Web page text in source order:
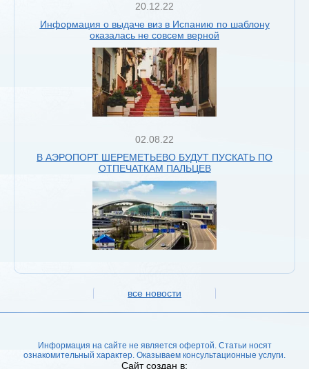
20.12.22
Информация о выдаче виз в Испанию по шаблону
оказалась не совсем верной
02.08.22
В АЭРОПОРТ ШЕРЕМЕТЬЕВО БУДУТ ПУСКАТЬ ПО
ОТПЕЧАТКАМ ПАЛЬЦЕВ
все новости
Информация на сайте не является офертой. Статьи носят
ознакомительный характер. Оказываем консультационные услуги.
Сайт создан в: